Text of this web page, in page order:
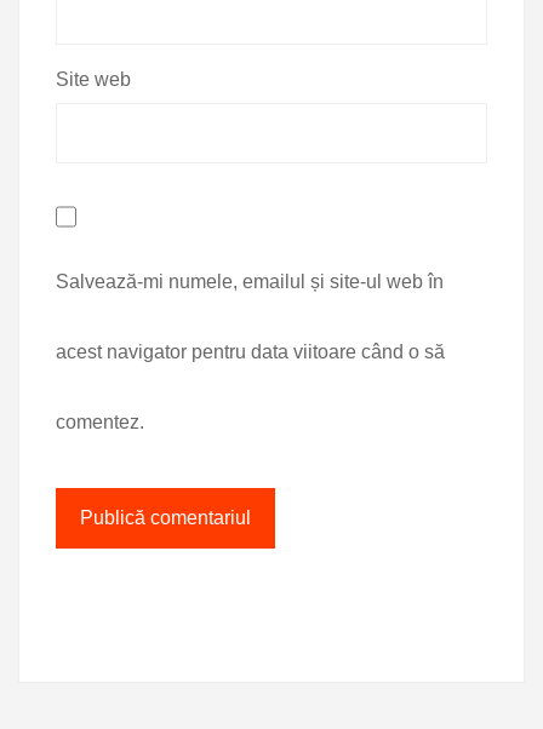
Site web
Salvează-mi numele, emailul și site-ul web în
acest navigator pentru data viitoare când o să
comentez.